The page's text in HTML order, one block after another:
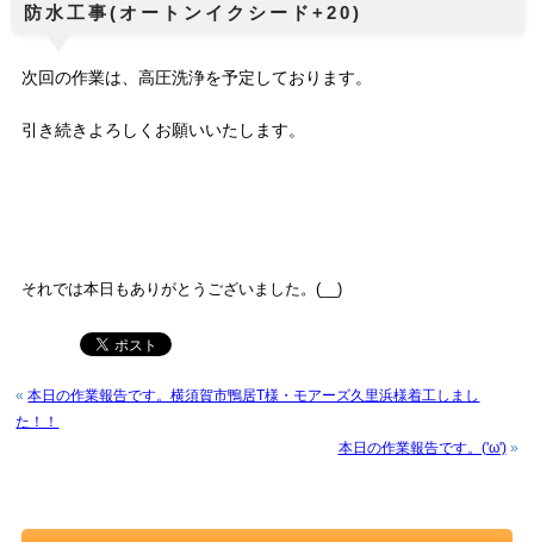
防水工事(オートンイクシード+20)
次回の作業は、高圧洗浄を予定しております。
引き続きよろしくお願いいたします。
それでは本日もありがとうございました。(__)
«本日の作業報告です。横須賀市鴨居T様・モアーズ久里浜様着工しまし
た！！
本日の作業報告です。('ω')»